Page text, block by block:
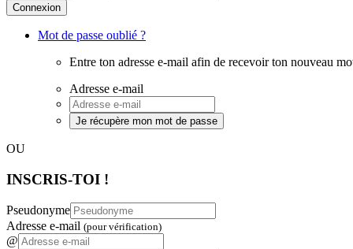
Connexion
Mot de passe oublié ?
Entre ton adresse e-mail afin de recevoir ton nouveau
Adresse e-mail
Je récupère mon mot de passe
OU
INSCRIS-TOI !
Pseudonyme
Adresse e-mail (pour vérification)
@